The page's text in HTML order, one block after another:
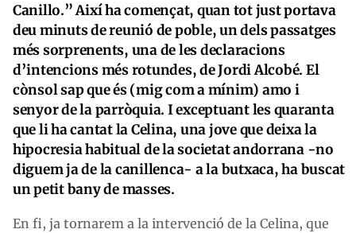
Canillo.” Així ha començat, quan tot just portava
deu minuts de reunió de poble, un dels passatges
més sorprenents, una de les declaracions
d’intencions més rotundes, de Jordi Alcobé. El
cònsol sap que és (mig com a mínim) amo i
senyor de la parròquia. I exceptuant les quaranta
que li ha cantat la Celina, una jove que deixa la
hipocresia habitual de la societat andorrana -no
diguem ja de la canillenca- a la butxaca, ha buscat
un petit bany de masses.
En fi, ja tornarem a la intervenció de la Celina, que